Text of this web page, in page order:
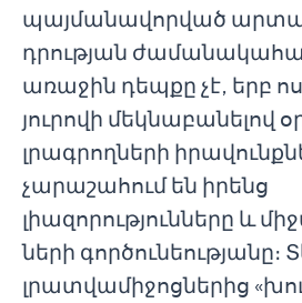
պայմանավորված
դրության
առաջին դեպքը չէ, երբ
յուրովի մեկնաբանելով
լրագրողների
չարաշահում են իրենց
լիազորությունները և
ների գործունեությանը։
լրատվամիջոցներից